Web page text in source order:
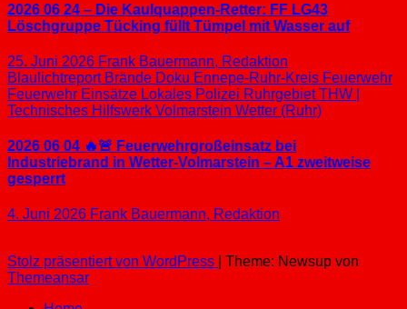
2026 06 24 – Die Kaulquappen-Retter: FF LG43
Löschgruppe Tücking füllt Tümpel mit Wasser auf
25. Juni 2026 Frank Bauermann, Redaktion
Blaulichtreport Brände Doku Ennepe-Ruhr-Kreis Feuerwehr
Feuerwehr Einsätze Lokales Polizei RuhrgebietTHW |
Technisches Hilfswerk Volmarstein Wetter (Ruhr)
2026 06 04 🔥🚨 Feuerwehrgroßeinsatz bei
Industriebrand in Wetter-Volmarstein – A1 zweitweise
gesperrt
4. Juni 2026 Frank Bauermann, Redaktion
Stolz präsentiert von WordPress
Theme: Newsup von
Themeansar